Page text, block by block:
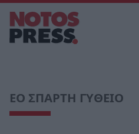
ΕΟ ΣΠΑΡΤΗ ΓΥΘΕΙΟ